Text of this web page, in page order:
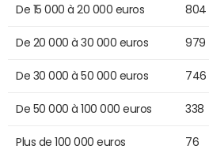
De 15 000 à 20 000 euros 804
De 20 000 à 30 000 euros 979
De 30 000 à 50 000 euros 746
De 50 000 à 100 000 euros 338
Plus de 100 000 euros 76